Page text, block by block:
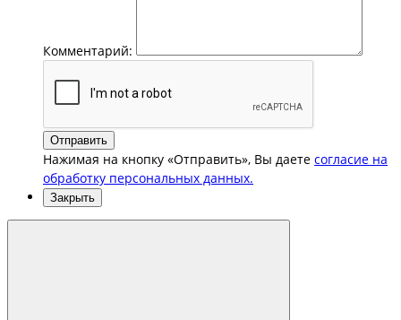
Комментарий:
Отправить
Нажимая на кнопку «Отправить», Вы даете согласие на
обработку персональных данных.
Закрыть